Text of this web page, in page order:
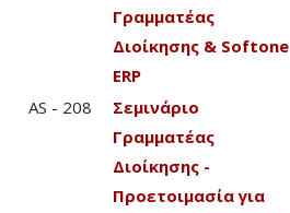
Γραμματέας
Διοίκησης & Softone
ERP
AS - 208
Σεμινάριο
Γραμματέας
Διοίκησης -
Προετοιμασία για